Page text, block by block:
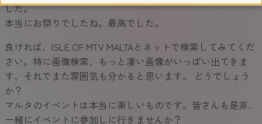
した。
本当にお祭りでしたね。最高でした。
良ければ、ISLE OF MTV MALTAとネットで検索してみてくだ
さい。特に画像検索、もっと凄い画像がいっぱい出てきま
す、それでまた雰囲気も分かると思います。 どうでしょう
か？
マルタのイベントは本当に楽しいものです。皆さんも是非、
一緒にイベントに参加しに行きませんか？